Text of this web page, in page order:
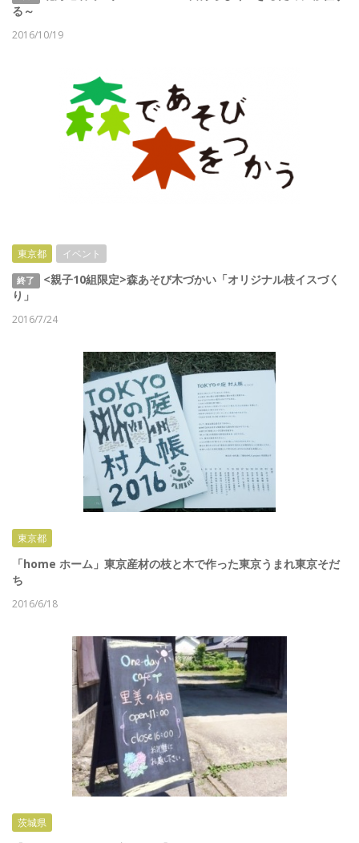
る～
2016/10/19
東京都 イベント
終了
<親子10組限定>森あそび木づかい「オリジナル枝イスづく
り」
2016/7/24
東京都
「home ホーム」東京産材の枝と木で作った東京うまれ東京そだ
ち
2016/6/18
茨城県